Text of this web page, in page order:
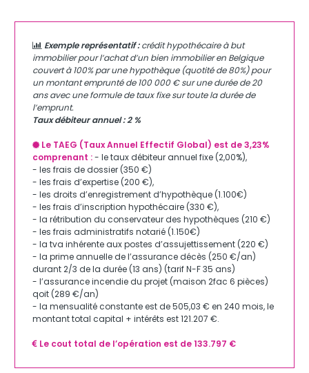
Exemple représentatif :crédit hypothécaire à but
immobilier pour l’achat d’un bien immobilier en Belgique
couvert à 100% par une hypothèque (quotité de 80%) pour
un montant emprunté de 100 000 € sur une durée de 20
ans avec une formule de taux fixe sur toute la durée de
l’emprunt.
Taux débiteur annuel : 2 %
Le TAEG (Taux Annuel Effectif Global) est de 3,23%
comprenant :- le taux débiteur annuel fixe (2,00%),
- les frais de dossier (350 €)
- les frais d’expertise (200 €),
- les droits d’enregistrement d’hypothèque (1.100€)
- les frais d’inscription hypothécaire (330 €),
- la rétribution du conservateur des hypothèques (210 €)
- les frais administratifs notarié (1.150€)
- la tva inhérente aux postes d’assujettissement (220 €)
- la prime annuelle de l’assurance décès (250 €/an)
durant 2/3 de la durée (13 ans) (tarif N-F 35 ans)
- l’assurance incendie du projet (maison 2fac 6 pièces)
qoit (289 €/an)
- la mensualité constante est de 505,03 € en 240 mois, le
montant total capital + intérêts est 121.207 €.
Le cout total de l’opération est de 133.797 €